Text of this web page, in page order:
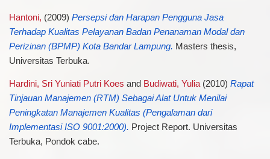
Hantoni, (2009) Persepsi dan Harapan Pengguna Jasa
Terhadap Kualitas Pelayanan Badan Penanaman Modal dan
Perizinan (BPMP) Kota Bandar Lampung. Masters thesis,
Universitas Terbuka.
Hardini, Sri Yuniati Putri Koes and Budiwati, Yulia(2010) Rapat
Tinjauan Manajemen (RTM) Sebagai Alat Untuk Menilai
Peningkatan Manajemen Kualitas (Pengalaman dari
Implementasi ISO 9001:2000). Project Report. Universitas
Terbuka, Pondok cabe.